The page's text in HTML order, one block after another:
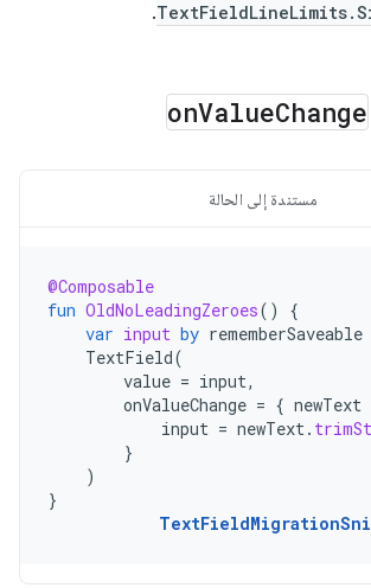
.
onValueChange
مستندة إلى الحالة
@Composable
fun OldNoLeadingZeroes()
{
var input by rememberSaveable
TextField(
value = input,
onValueChange = { newText
input = newText.
}
)
}